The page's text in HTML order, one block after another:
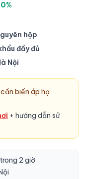
hộp
đầy đủ
Nội
biến áp hạ
+ hướng dẫn sử
2 giờ